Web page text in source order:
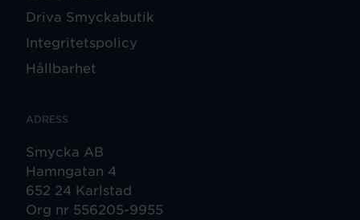
Driva Smyckabutik
Integritetspolicy
Hållbarhet
ADRESS
Smycka AB
Hamngatan 4
652 24 Karlstad
Org nr 556205-9955